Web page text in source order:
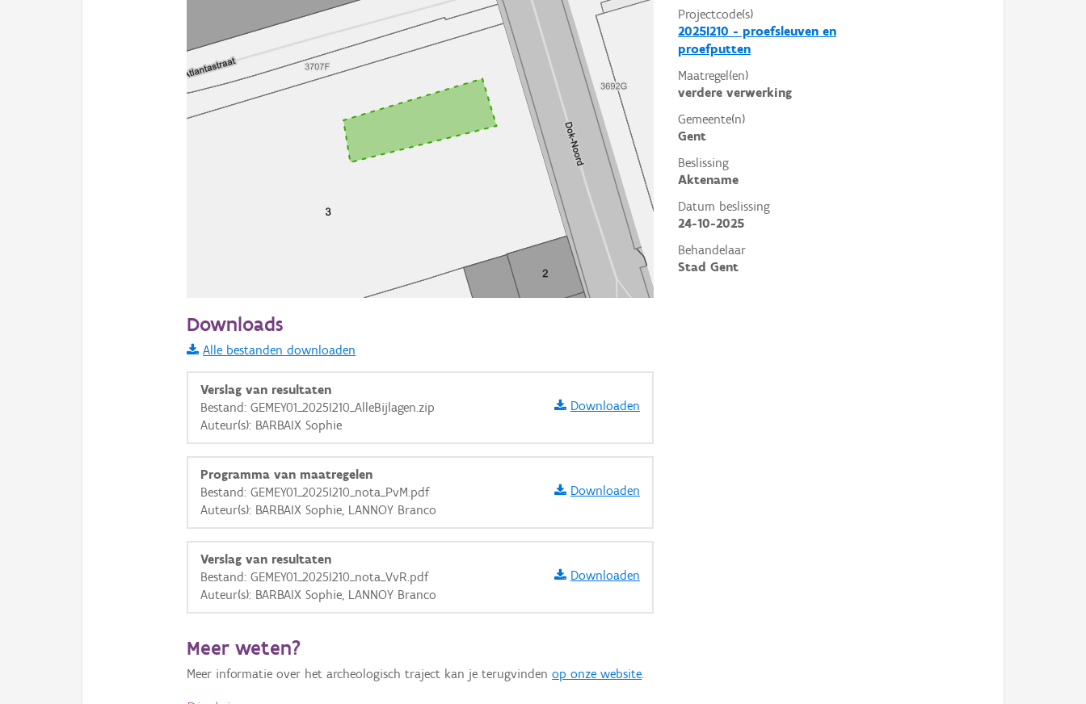
Projectcode(s)
2025I210 - proefsleuven en
proefputten
Maatregel(en)
verdere verwerking
Gemeente(n)
Gent
Beslissing
Aktename
Datum beslissing
24-10-2025
Behandelaar
Stad Gent
Informatie Vlaanderen
i
+ −
OSM-Basiskaart
Ortho
Downloads
Alle bestanden downloaden
Verslag van resultaten
Bestand: GEMEY01_2025I210_AlleBijlagen.zip
Auteur(s): BARBAIX Sophie
Downloaden
Programma van maatregelen
Bestand: GEMEY01_2025I210_nota_PvM.pdf
Auteur(s): BARBAIX Sophie, LANNOY Branco
Downloaden
Verslag van resultaten
Bestand: GEMEY01_2025I210_nota_VvR.pdf
Auteur(s): BARBAIX Sophie, LANNOY Branco
Downloaden
Meer weten?
Meer informatie over het archeologisch traject kan je terugvindenop onze website.